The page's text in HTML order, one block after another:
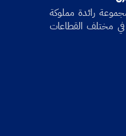
رائدة مملوكة
شركة تعمل في مختلف القطاعات